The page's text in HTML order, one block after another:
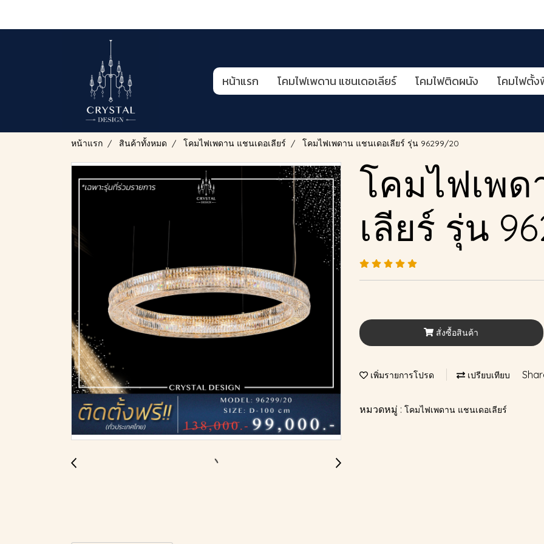
หน้าแรก โคมไฟเพดาน แชนเดอเลียร์ โคมไฟติดผนัง โคมไฟตั้
หน้าแรก สินค้าทั้งหมด โคมไฟเพดาน แชนเดอเลียร์ โคมไฟเพดาน แชนเดอเลียร์ รุ่น 96299/20
โคมไฟเพ
เลียร์ รุ่น
สั่งซื้อสินค้า
เพิ่มรายการโปรด เปรียบเทียบ
หมวดหมู่ : โคมไฟเพดาน แชนเดอเลียร์